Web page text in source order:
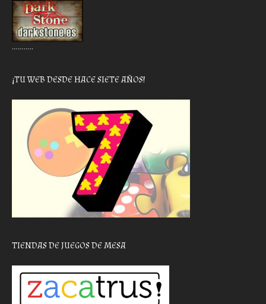
………..
¡TU WEB DESDE HACE SIETE AÑOS!
TIENDAS DE JUEGOS DE MESA